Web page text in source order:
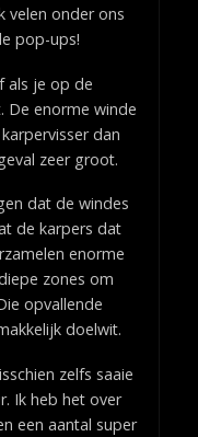
velen onder ons
pop-ups!
als je op de
De enorme winde
dan
zeer groot.
dat de windes
de karpers dat
enorme
zones om
opvallende
doelwit.
zelfs saaie
Ik heb het over
een aantal super